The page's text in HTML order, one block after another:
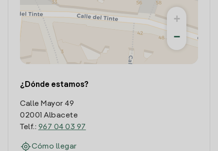
+
−
¿Dónde estamos?
Calle Mayor 49
02001 Albacete
Telf.: 967 04 03 97
Cómo llegar